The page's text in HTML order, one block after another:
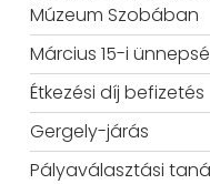
Múzeum Szobában
Március 15-i
Étkezési díj befizetés
Gergely-járás
Pályaválasztási